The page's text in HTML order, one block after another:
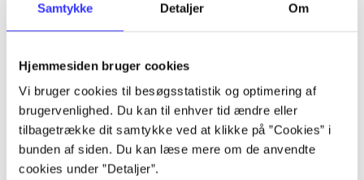
Samtykke Detaljer Om
Hjemmesiden bruger cookies
Vi bruger cookies til besøgsstatistik og optimering af
brugervenlighed. Du kan til enhver tid ændre eller
tilbagetrække dit samtykke ved at klikke på ”Cookies” i
bunden af siden. Du kan læse mere om de anvendte
cookies under ”Detaljer”.
Nyhed
lorem ipsum dolor sit amet ...
lorem ipsum dolor sit amet ...
lorem ipsum dolor sit amet ...
lorem ipsum dolor sit amet ...
lorem ipsum dolor sit amet ...
lorem ipsum dolor sit amet ...